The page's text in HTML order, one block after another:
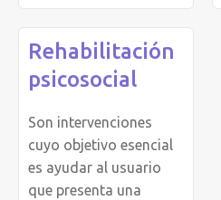
Rehabilitación
psicosocial
Son intervenciones
cuyo objetivo esencial
es ayudar al usuario
que presenta una